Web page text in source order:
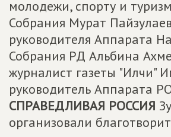
молодежи, спорту и
Собрания Мурат
руководителя Аппарата
Собрания РД Альбина
журналист газеты "Илчи"
руководитель Аппарата
СПРАВЕДЛИВАЯ РОССИЯ
организовали